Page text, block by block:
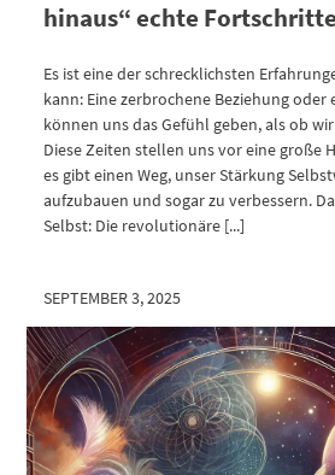
hinaus“ echte
Es ist eine der schrecklichsten
kann: Eine zerbrochene Beziehung oder
können uns das Gefühl geben, als ob
Diese Zeiten stellen uns vor eine große
es gibt einen Weg, unser Stärkung
aufzubauen und sogar zu verbessern.
Selbst: Die revolutionäre [...]
SEPTEMBER 3, 2025